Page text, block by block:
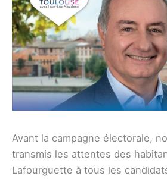
Avant la campagne électorale,
transmis les attentes des
Lafourguette à tous les